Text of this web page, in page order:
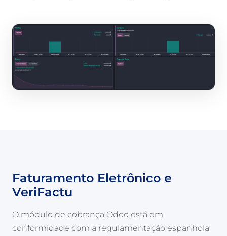
Faturamento Eletrônico e
VeriFactu
O módulo de cobrança Odoo está em
conformidade com a regulamentação espanhola